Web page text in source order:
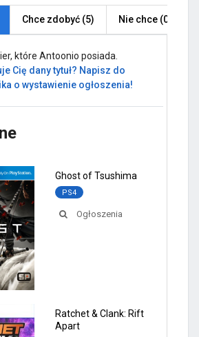
Chce zdobyć (5) Nie chce (0)
które Antoonio posiada.
Cię dany tytuł? Napisz do
o wystawienie ogłoszenia!
Ghost of Tsushima
PS4
Ogłoszenia
Ratchet & Clank: Rift
Apart